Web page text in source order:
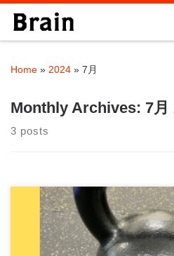
Skip to content
Home » 2024 » 7月
Monthly Archives: 7月
3 posts